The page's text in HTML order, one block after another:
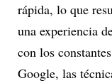
rápida, lo que
una experiencia
con los
Google, las